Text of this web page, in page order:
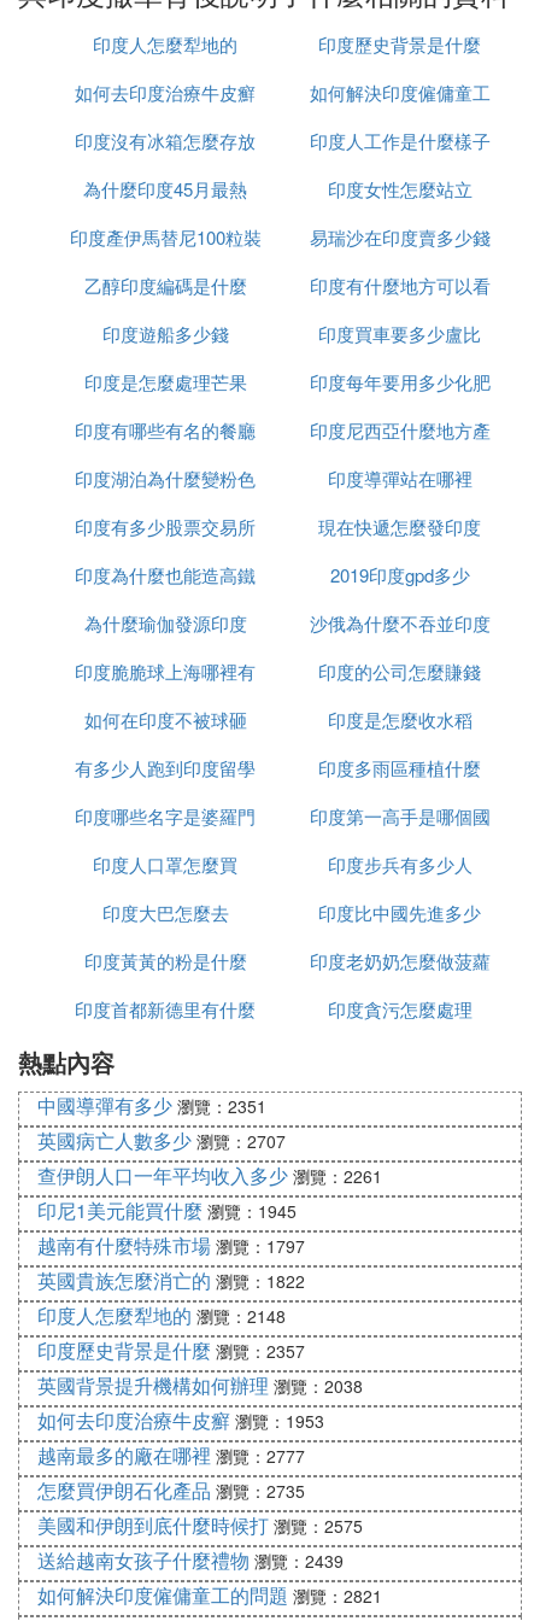
眼旁觀，老美只是希望中印兩個新興大國相互消
耗，他想坐收漁翁之利！
印度騎虎難下，死撐著又怕挨打，就撤出了400
人，留下了五十人。
可是中國並沒有被感動，而是進入了習慣性的戰
前沉默期。
誰都知道，中國必然在冬季到來之前清場，留給
印度的時間不多了。
印度含淚看了一眼若無其事的美國，感慨道：你
龜兒子真個陰損！
印度黯然撤兵。
D. 印度撤軍的原因是什麼
2017年8月28日14時30分許，印度將非法越界進入中
國洞朗地區的邊防部隊和設備全部撤回邊界印方一
。這是印方認清當前形勢、改變錯誤立場後所作的
正確選擇。
且現在正處在一個發展的核心和關鍵的階段，所以中
印關系的和平友好，不僅對中印關系，而且對地區，
甚至對世界的和平發展都是至關重要的。
寒裝備的缺口已經擴大到30%以上，可以說連食品和
取暖材料都運不過去。除大量的後勤物資缺乏以外，
化變得非常脆弱。
當然我軍今年從俄羅斯大舉購買了一批軍用直升機，
這些直升機完全可以適應高寒高溫條件下作戰的需
要；既能夠部署到東南沿海，又可以部署到青藏高
原。上百架直升機正從俄羅斯源源不斷的運到我國，
這也導致印度方面開始倒向美國。
而印度需要的S-400防空系統俄羅斯還沒有交付，所
以印度方面現在開始拉攏西方國家。但是印度的財政
資金過於緊張，並沒有更多的閑錢去購買軍事裝備。
由此可以看出，軍事對峙是十分耗費國家實力的，印
度最後肯定會經不住消耗而撤軍。
F. 印度撤軍真像現在印度撤軍了嗎給印度
三天撤軍
說起來也搞笑，本來莫迪是想借中印危機轉移內部矛
盾，卻不料國內形勢急轉直下。再不撤軍，內外兩重
壓力之下，印度定然走向崩潰！
G. 印度為什麼從大吉嶺地區撤軍
印度人怎麼犁地的
印度歷史背景是什麼
如何去印度治療牛皮癬
如何解決印度僱傭童工
的問題
印度沒有冰箱怎麼存放
食物
印度人工作是什麼樣子
為什麼印度45月最熱
印度女性怎麼站立
印度產伊馬替尼100粒裝
多少錢
易瑞沙在印度賣多少錢
一粒
乙醇印度編碼是什麼
印度有什麼地方可以看
到太陽
印度遊船多少錢
印度買車要多少盧比
印度是怎麼處理芒果
印度每年要用多少化肥
印度有哪些有名的餐廳
印度尼西亞什麼地方產
榴槤
印度湖泊為什麼變粉色
印度導彈站在哪裡
印度有多少股票交易所
現在快遞怎麼發印度
印度為什麼也能造高鐵
2019印度gpd多少
為什麼瑜伽發源印度
沙俄為什麼不吞並印度
印度脆脆球上海哪裡有
印度的公司怎麼賺錢
如何在印度不被球砸
印度是怎麼收水稻
有多少人跑到印度留學
印度多雨區種植什麼
印度哪些名字是婆羅門
種姓
印度第一高手是哪個國
家
印度人口罩怎麼買
印度步兵有多少人
印度大巴怎麼去
印度比中國先進多少
印度黃黃的粉是什麼
印度老奶奶怎麼做菠蘿
印度首都新德里有什麼
印度貪污怎麼處理
熱點內容
中國導彈有多少 瀏覽：2351
英國病亡人數多少 瀏覽：2707
查伊朗人口一年平均收入多少 瀏覽：2261
印尼1美元能買什麼 瀏覽：1945
越南有什麼特殊市場 瀏覽：1797
英國貴族怎麼消亡的 瀏覽：1822
印度人怎麼犁地的 瀏覽：2148
印度歷史背景是什麼 瀏覽：2357
英國背景提升機構如何辦理 瀏覽：2038
如何去印度治療牛皮癬 瀏覽：1953
越南最多的廠在哪裡 瀏覽：2777
怎麼買伊朗石化產品 瀏覽：2735
美國和伊朗到底什麼時候打 瀏覽：2575
送給越南女孩子什麼禮物 瀏覽：2439
如何解決印度僱傭童工的問題 瀏覽：2821